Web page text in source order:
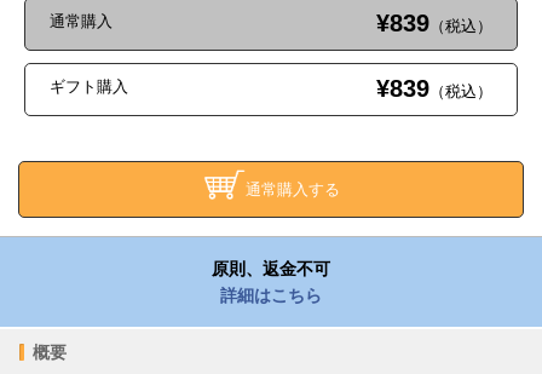
通常購入 ¥839 （税込）
ギフト購入 ¥839 （税込）
通常購入する
原則、返金不可
詳細はこちら
概要